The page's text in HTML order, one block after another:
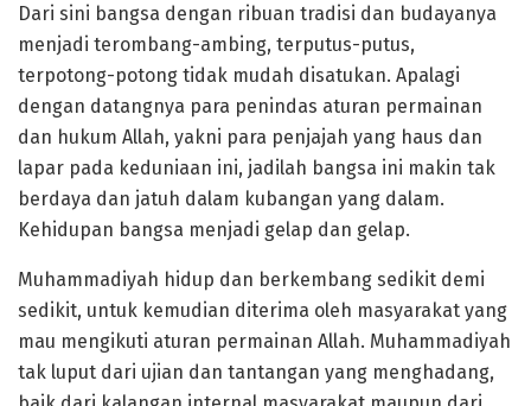
Dari sini bangsa dengan ribuan tradisi dan budayanya
menjadi terombang-ambing, terputus-putus,
terpotong-potong tidak mudah disatukan. Apalagi
dengan datangnya para penindas aturan permainan
dan hukum Allah, yakni para penjajah yang haus dan
lapar pada keduniaan ini, jadilah bangsa ini makin tak
berdaya dan jatuh dalam kubangan yang dalam.
Kehidupan bangsa menjadi gelap dan gelap.
Muhammadiyah hidup dan berkembang sedikit demi
sedikit, untuk kemudian diterima oleh masyarakat yang
mau mengikuti aturan permainan Allah. Muhammadiyah
tak luput dari ujian dan tantangan yang menghadang,